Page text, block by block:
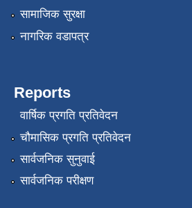
सामाजिक सुरक्षा
नागरिक वडापत्र
Reports
वार्षिक प्रगति प्रतिवेदन
चौमासिक प्रगति प्रतिवेदन
सार्वजनिक सुनुवाई
सार्वजनिक परीक्षण